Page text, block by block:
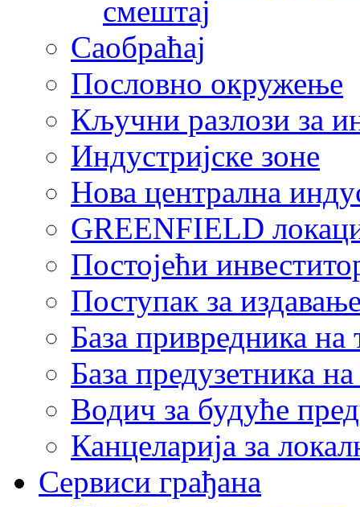
смештај
Саобраћај
Пословно окружење
Кључни разлози за
Индустријске зоне
Нова централна
GREENFIELD
Постојећи
Поступак за
База привредника
База предузетника
Водич за будуће
Канцеларија за
Сервиси грађана